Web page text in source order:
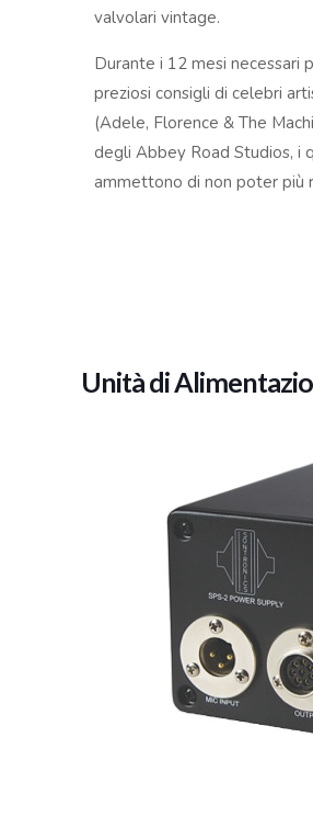
valvolari vintage.
Durante i 12 mesi necessari
preziosi consigli di celebri
(Adele, Florence & The
degli Abbey Road Studios, i
ammettono di non poter più
Unità di